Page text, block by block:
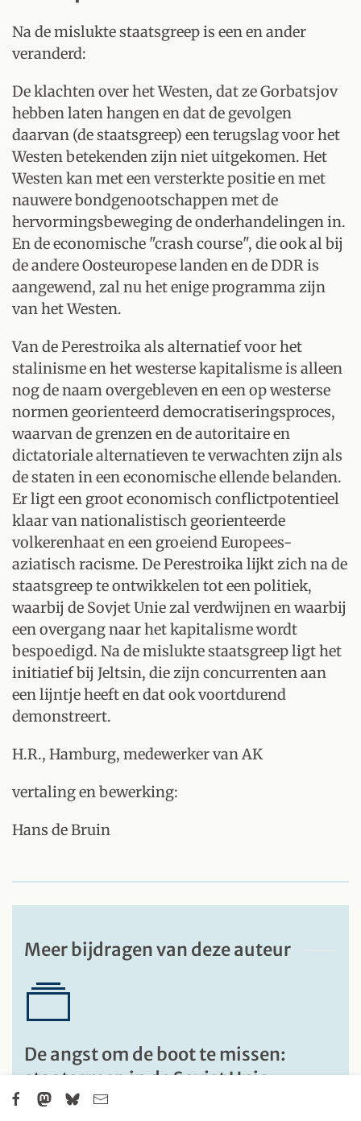
Na de mislukte staatsgreep is een en ander
veranderd:
De klachten over het Westen, dat ze Gorbatsjov
hebben laten hangen en dat de gevolgen
daarvan (de staatsgreep) een terugslag voor het
Westen betekenden zijn niet uitgekomen. Het
Westen kan met een versterkte positie en met
nauwere bondgenootschappen met de
hervormingsbeweging de onderhandelingen in.
En de economische "crash course", die ook al bij
de andere Oosteuropese landen en de DDR is
aangewend, zal nu het enige programma zijn
van het Westen.
Van de Perestroika als alternatief voor het
stalinisme en het westerse kapitalisme is alleen
nog de naam overgebleven en een op westerse
normen georienteerd democratiseringsproces,
waarvan de grenzen en de autoritaire en
dictatoriale alternatieven te verwachten zijn als
de staten in een economische ellende belanden.
Er ligt een groot economisch conflictpotentieel
klaar van nationalistisch georienteerde
volkerenhaat en een groeiend Europees-
aziatisch racisme. De Perestroika lijkt zich na de
staatsgreep te ontwikkelen tot een politiek,
waarbij de Sovjet Unie zal verdwijnen en waarbij
een overgang naar het kapitalisme wordt
bespoedigd. Na de mislukte staatsgreep ligt het
initiatief bij Jeltsin, die zijn concurrenten aan
een lijntje heeft en dat ook voortdurend
demonstreert.
H.R., Hamburg, medewerker van AK
vertaling en bewerking:
Hans de Bruin
Meer bijdragen van deze auteur
De angst om de boot te missen:
staatsgreep in de Sovjet Unie